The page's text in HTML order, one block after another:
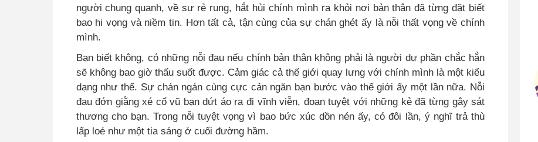
người chung quanh, về sự rẻ rung, hắt hủi chính mình ra khỏi nơi bản thân đã từng đặt biết
bao hi vọng và niềm tin. Hơn tất cả, tận cùng của sự chán ghét ấy là nỗi thất vọng về chính
mình.
Bạn biết không, có những nỗi đau nếu chính bản thân không phải là người dự phần chắc hẳn
sẽ không bao giờ thấu suốt được. Cảm giác cả thế giới quay lưng với chính mình là một kiểu
dạng như thế. Sự chán ngán cùng cực cản ngăn bạn bước vào thế giới ấy một lần nữa. Nỗi
đau đớn giằng xé cổ vũ bạn dứt áo ra đi vĩnh viễn, đoạn tuyệt với những kẻ đã từng gây sát
thương cho bạn. Trong nỗi tuyệt vọng vì bao bức xúc dồn nén ấy, có đôi lần, ý nghĩ trả thù
lấp loé như một tia sáng ở cuối đường hầm.